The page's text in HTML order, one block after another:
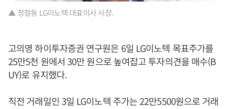
▲ 정철동 LG이노텍 대표이사 사장.
고의영 하이투자증권 연구원은 6일 LG이노텍 목표주가를
25만5천 원에서 30만 원으로 높여잡고 투자의견을 매수(B
UY)로 유지했다.
직전 거래일인 3일 LG이노텍 주가는 22만5500원으로 거래